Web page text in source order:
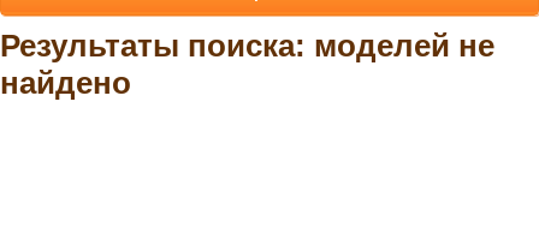
Результаты поиска: моделей не
найдено